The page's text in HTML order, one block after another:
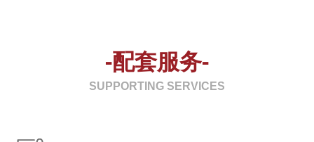
-配套服务-
SUPPORTING SERVICES